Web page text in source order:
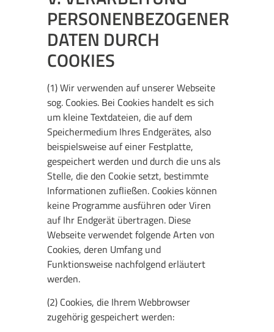
PERSONENBEZOGENER
DATEN DURCH
COOKIES
(1) Wir verwenden auf unserer Webseite
sog. Cookies. Bei Cookies handelt es sich
um kleine Textdateien, die auf dem
Speichermedium Ihres Endgerätes, also
beispielsweise auf einer Festplatte,
gespeichert werden und durch die uns als
Stelle, die den Cookie setzt, bestimmte
Informationen zufließen. Cookies können
keine Programme ausführen oder Viren
auf Ihr Endgerät übertragen. Diese
Webseite verwendet folgende Arten von
Cookies, deren Umfang und
Funktionsweise nachfolgend erläutert
werden.
(2) Cookies, die Ihrem Webbrowser
zugehörig gespeichert werden: